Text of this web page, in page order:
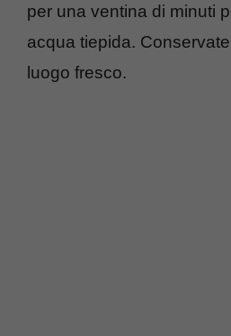
per una ventina di minuti
acqua tiepida.
luogo fresco.